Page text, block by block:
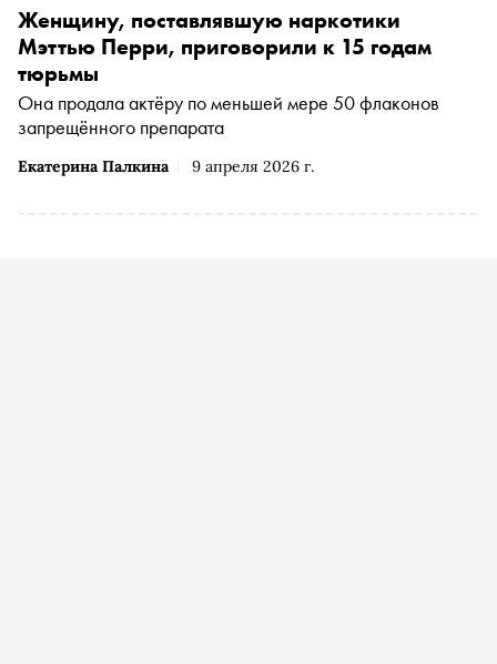
Екатерина Палкина 9 апреля 2026 г.
Женщину, поставлявшую наркотики
Мэттью Перри, приговорили к 15 годам
тюрьмы
Она продала актёру по меньшей мере 50 флаконов
запрещённого препарата